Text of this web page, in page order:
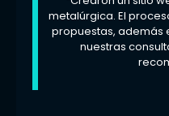
metalúrgica. El
propuestas, además
nuestras